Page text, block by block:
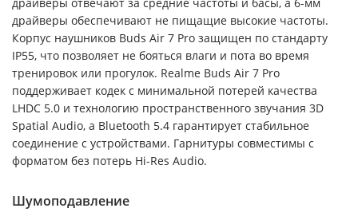
драйверы обеспечивают не пищащие высокие частоты.
Корпус наушников Buds Air 7 Pro защищен по стандарту
IP55, что позволяет не бояться влаги и пота во время
тренировок или прогулок. Realme Buds Air 7 Pro
поддерживает кодек с минимальной потерей качества
LHDC 5.0 и технологию пространственного звучания 3D
Spatial Audio, а Bluetooth 5.4 гарантирует стабильное
соединение с устройствами. Гарнитуры совместимы с
форматом без потерь Hi-Res Audio.
Шумоподавление